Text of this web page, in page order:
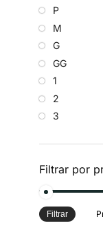
P
M
G
GG
1
2
3
Filtrar por
Filtrar